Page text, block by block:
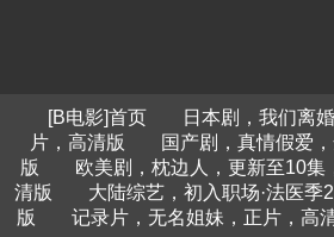
[B电影]首页 日本剧，我们离
片，高清版
国产剧，真情假爱
版
欧美剧，枕边人，更新至10集
清版
大陆综艺，初入职场·法医
版
记录片，无名姐妹，正片，高